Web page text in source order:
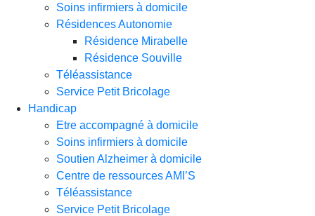
Soins infirmiers à domicile
Résidences Autonomie
Résidence Mirabelle
Résidence Souville
Téléassistance
Service Petit Bricolage
Handicap
Etre accompagné à domicile
Soins infirmiers à domicile
Soutien Alzheimer à domicile
Centre de ressources AMI’S
Téléassistance
Service Petit Bricolage